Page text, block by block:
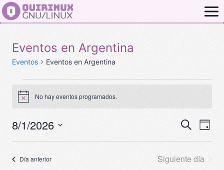
Saltar
al
Eventos en Argentina
Eventos Eventos en Argentina
Eventos
en
agosto
1,
Aviso No hay eventos programados.
Buscar
de
Día
8/1/2026
Selecciona
Día anterior Siguiente día